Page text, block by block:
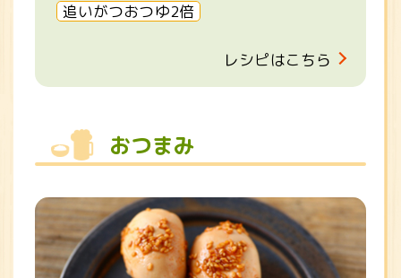
追いがつおつゆ2倍
レシピはこちら
おつまみ